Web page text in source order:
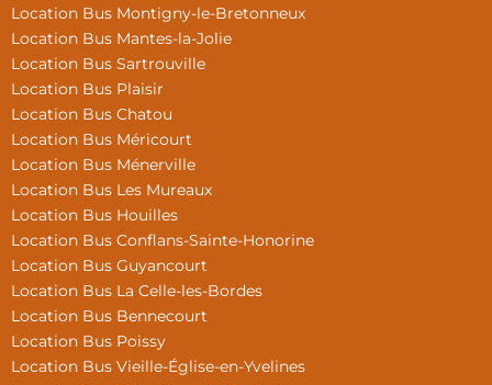
Location Bus Montigny-le-Bretonneux
Location Bus Mantes-la-Jolie
Location Bus Sartrouville
Location Bus Plaisir
Location Bus Chatou
Location Bus Méricourt
Location Bus Ménerville
Location Bus Les Mureaux
Location Bus Houilles
Location Bus Conflans-Sainte-Honorine
Location Bus Guyancourt
Location Bus La Celle-les-Bordes
Location Bus Bennecourt
Location Bus Poissy
Location Bus Vieille-Église-en-Yvelines